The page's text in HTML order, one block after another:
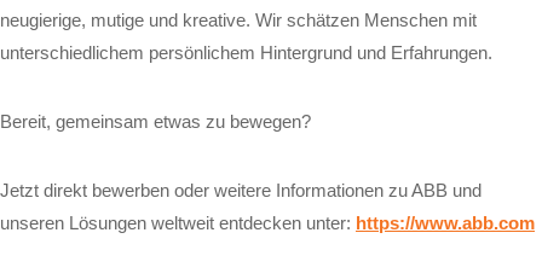
neugierige, mutige und kreative. Wir schätzen Menschen mit
unterschiedlichem persönlichem Hintergrund und Erfahrungen.
Bereit, gemeinsam etwas zu bewegen?
Jetzt direkt bewerben oder weitere Informationen zu ABB und
unseren Lösungen weltweit entdecken unter: https://www.abb.com